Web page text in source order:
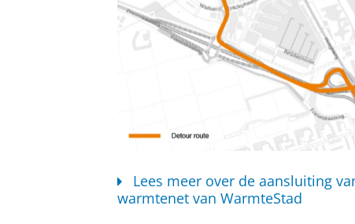
Lees meer over de aansluiting
warmtenet van WarmteStad